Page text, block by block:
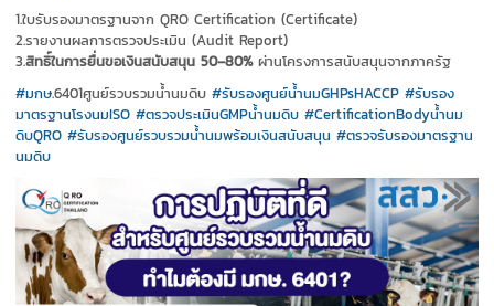
1.ใบรับรองมาตรฐานจาก QRO Certification (Certificate)
2.รายงานผลการตรวจประเมิน (Audit Report)
3.สิทธิ์ในการยื่นขอเงินสนับสนุน 50–80%ผ่านโครงการสนับสนุนจากภาครัฐ
#มกษ.6401ศูนย์รวบรวมน้ำนมดิบ#รับรองศูนย์น้ำนมGHPsHACCP #รับรอง
มาตรฐานโรงนมISO #ตรวจประเมินGMPน้ำนมดิบ #CertificationBodyน้ำนม
ดิบQRO #รับรองศูนย์รวบรวมน้ำนมพร้อมเงินสนับสนุน #ตรวจรับรองมาตรฐาน
นมดิบ